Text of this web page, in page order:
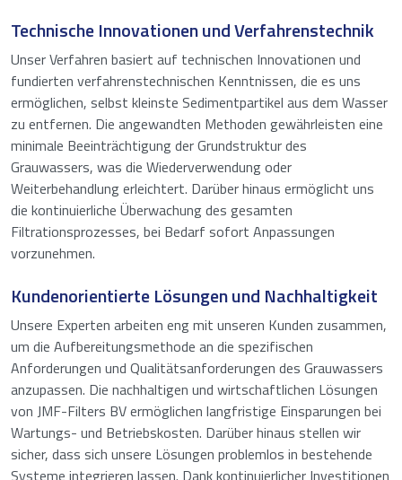
Technische Innovationen und Verfahrenstechnik
Unser Verfahren basiert auf technischen Innovationen und
fundierten verfahrenstechnischen Kenntnissen, die es uns
ermöglichen, selbst kleinste Sedimentpartikel aus dem Wasser
zu entfernen. Die angewandten Methoden gewährleisten eine
minimale Beeinträchtigung der Grundstruktur des
Grauwassers, was die Wiederverwendung oder
Weiterbehandlung erleichtert. Darüber hinaus ermöglicht uns
die kontinuierliche Überwachung des gesamten
Filtrationsprozesses, bei Bedarf sofort Anpassungen
vorzunehmen.
Kundenorientierte Lösungen und Nachhaltigkeit
Unsere Experten arbeiten eng mit unseren Kunden zusammen,
um die Aufbereitungsmethode an die spezifischen
Anforderungen und Qualitätsanforderungen des Grauwassers
anzupassen. Die nachhaltigen und wirtschaftlichen Lösungen
von JMF-Filters BV ermöglichen langfristige Einsparungen bei
Wartungs- und Betriebskosten. Darüber hinaus stellen wir
sicher, dass sich unsere Lösungen problemlos in bestehende